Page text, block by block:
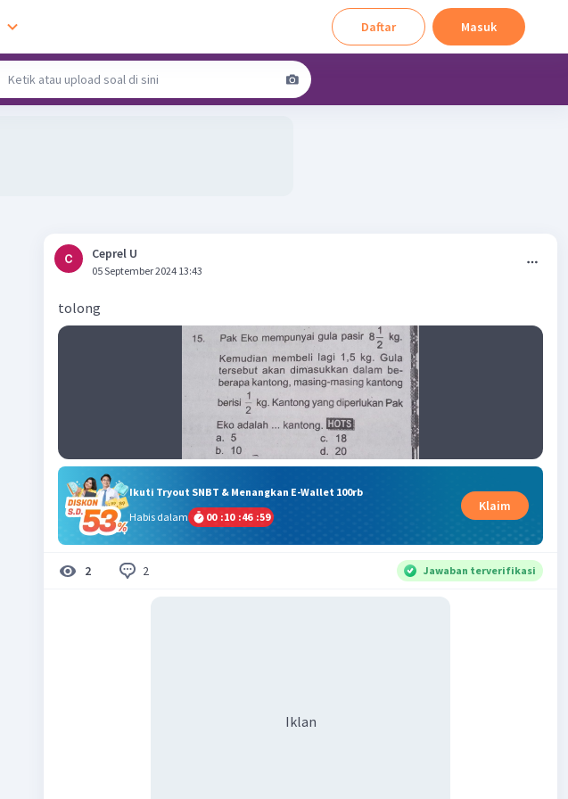
Daftar Masuk
Ceprel U
05 September 2024 13:43
tolong
Ikuti Tryout SNBT & Menangkan E-Wallet 100rb
Habis dalam
00 :10 :46 :58
Klaim
2 2 Jawaban terverifikasi
Iklan